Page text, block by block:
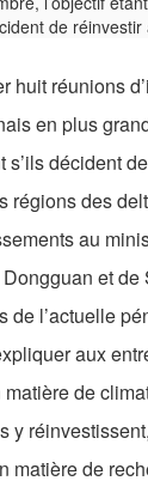
huit réunions
en plus
décident
des
au
et
l’actuelle
aux
de
matière de